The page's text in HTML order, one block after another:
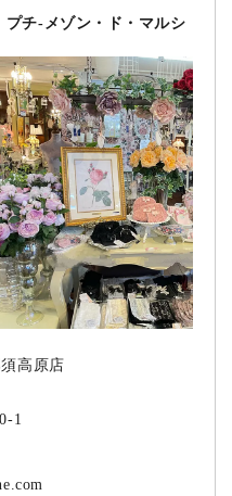
チ-メゾン・ド・マルシ
高原店
1